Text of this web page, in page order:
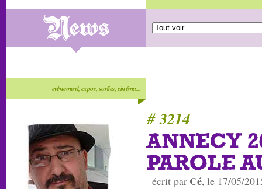
evènement, expos, sorties, cinéma...
# 3214
ANNECY
PAROLE
écrit par Cé, le 17/05/